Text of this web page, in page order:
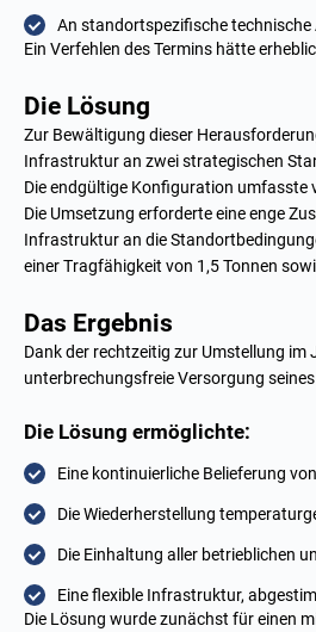
An standortspezifische
Ein Verfehlen des Termins hätte
Die Lösung
Zur Bewältigung dieser
Infrastruktur an zwei strategischen
Die endgültige Konfiguration umfasste
Die Umsetzung erforderte eine enge
Infrastruktur an die
einer Tragfähigkeit von 1,5 Tonnen
Das Ergebnis
Dank der rechtzeitig zur Umstellung
unterbrechungsfreie Versorgung
Die Lösung ermöglichte:
Eine kontinuierliche Belieferung
Die Wiederherstellung
Die Einhaltung aller betrieblichen
Eine flexible Infrastruktur,
Die Lösung wurde zunächst für einen